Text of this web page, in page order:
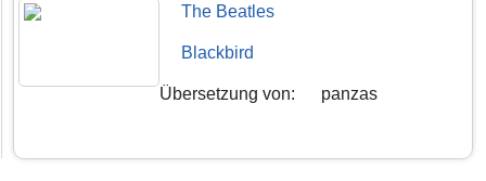
The Beatles
Blackbird
Übersetzung von: panzas